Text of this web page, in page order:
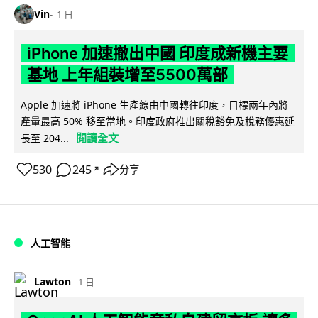
Vin 1 日
iPhone 加速撤出中國 印度成新機主要
基地 上年組裝增至5500萬部
Apple 加速將 iPhone 生產線由中國轉往印度，目標兩年內將
產量最高 50% 移至當地。印度政府推出關稅豁免及稅務優惠延
長至 204...
閱讀全文
530 245 ↗ 分享
人工智能
Lawton 1 日